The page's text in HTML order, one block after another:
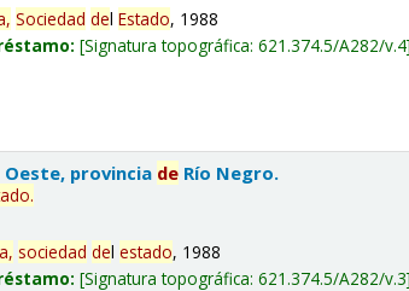
Sociedad delEstado, 1988
Signatura topográfica:621.374.5/A282/v.4
provincia de Río Negro.
.
sociedad delestado, 1988
Signatura topográfica:621.374.5/A282/v.3